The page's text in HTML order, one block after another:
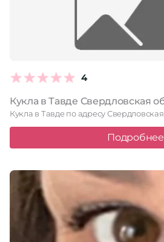
4
Подробнее